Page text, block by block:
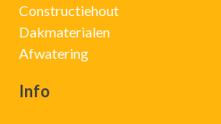
Constructiehout
Dakmaterialen
Afwatering
Info